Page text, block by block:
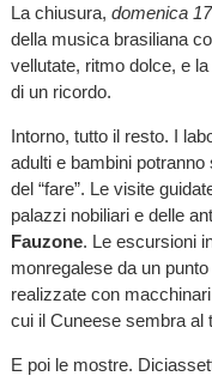
La chiusura, domenica
della musica brasiliana
vellutate, ritmo dolce, e
di un ricordo.
Intorno, tutto il resto. I
adulti e bambini
del “fare”. Le visite
palazzi nobiliari e delle
Fauzone. Le escursioni
monregalese da un
realizzate con
cui il Cuneese sembra al
E poi le mostre.